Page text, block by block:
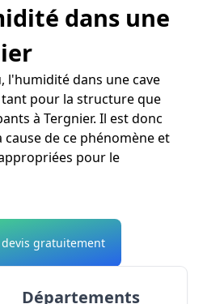
dans une
l'humidité dans une cave
pour la structure que
à Tergnier. Il est donc
de ce phénomène et
pour le
gratuitement
Départements